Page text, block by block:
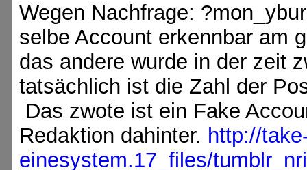
Wegen Nachfrage:
selbe Account erkennbar am
das andere wurde in der zeit
tatsächlich ist die Zahl der
Das zwote ist ein Fake
Redaktion dahinter. http://
einesystem.17_files/